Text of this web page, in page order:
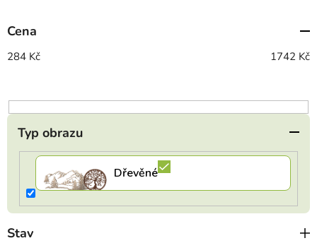
p
r
o
u
k
Cena
284 Kč 1742 Kč
Typ obrazu
Stav